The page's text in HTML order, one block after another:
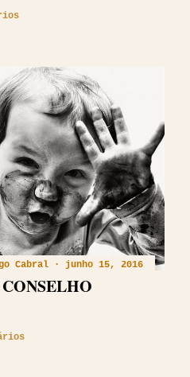
Cabral junho 15, 2016